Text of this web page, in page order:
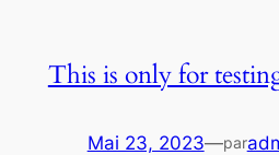
This is only for
Mai 23, 2023—par